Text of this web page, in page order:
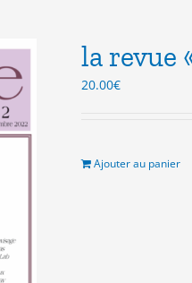
la revue
20.00€
Ajouter au panier